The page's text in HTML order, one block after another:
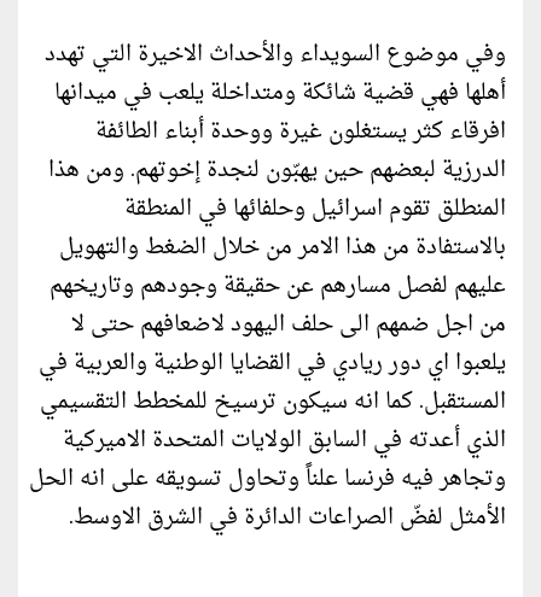
وفي موضوع السويداء والأحداث الاخيرة التي تهدد
أهلها فهي قضية شائكة ومتداخلة يلعب في ميدانها
افرقاء كثر يستغلون غيرة ووحدة أبناء الطائفة
الدرزية لبعضهم حين يهبّون لنجدة إخوتهم. ومن هذا
المنطلق تقوم اسرائيل وحلفائها في المنطقة
بالاستفادة من هذا الامر من خلال الضغط والتهويل
عليهم لفصل مسارهم عن حقيقة وجودهم وتاريخهم
من اجل ضمهم الى حلف اليهود لاضعافهم حتى لا
يلعبوا اي دور ريادي في القضايا الوطنية والعربية في
المستقبل. كما انه سيكون ترسيخ للمخطط التقسيمي
الذي أعدته في السابق الولايات المتحدة الاميركية
وتجاهر فيه فرنسا علناً وتحاول تسويقه على انه الحل
الأمثل لفضّ الصراعات الدائرة في الشرق الاوسط.